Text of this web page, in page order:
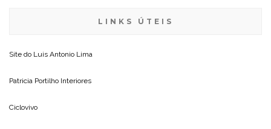
LINKS ÚTEIS
Site do Luis Antonio Lima
Patricia Portilho Interiores
Ciclovivo